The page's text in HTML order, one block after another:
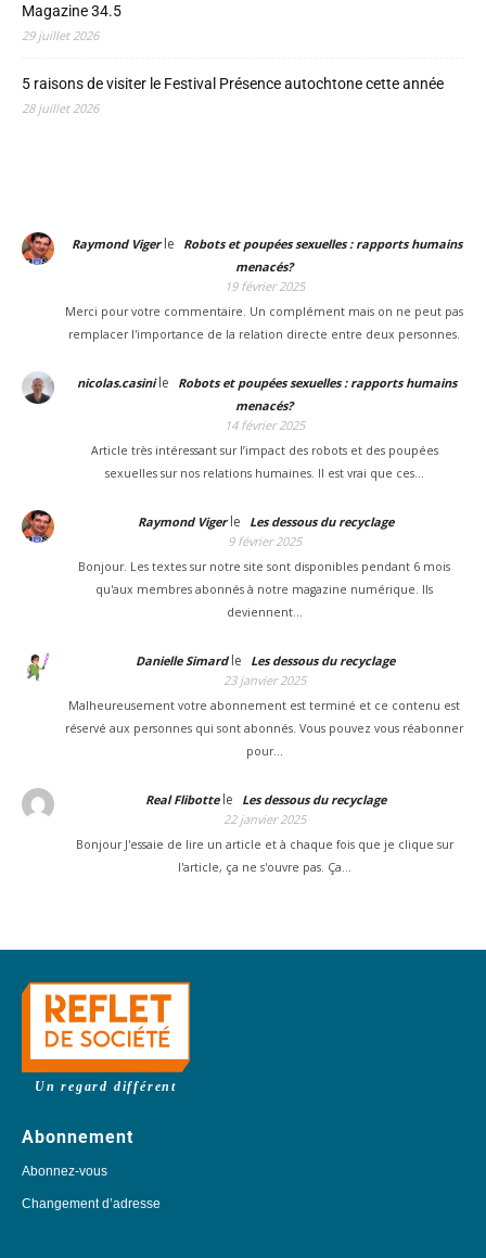
Magazine 34.5
29 juillet 2026
5 raisons de visiter le Festival Présence autochtone cette année
28 juillet 2026
Raymond Vigerle
Robots et poupées sexuelles : rapports humains
menacés?
19 février 2025
Merci pour votre commentaire. Un complément mais on ne peut pas
remplacer l'importance de la relation directe entre deux personnes.
nicolas.casinile
Robots et poupées sexuelles : rapports humains
menacés?
14 février 2025
Article très intéressant sur l’impact des robots et des poupées
sexuelles sur nos relations humaines. Il est vrai que ces…
Raymond Vigerle
Les dessous du recyclage
9 février 2025
Bonjour. Les textes sur notre site sont disponibles pendant 6 mois
qu'aux membres abonnés à notre magazine numérique. Ils
deviennent…
Danielle Simardle
Les dessous du recyclage
23 janvier 2025
Malheureusement votre abonnement est terminé et ce contenu est
réservé aux personnes qui sont abonnés. Vous pouvez vous réabonner
pour…
Real Flibottele
Les dessous du recyclage
22 janvier 2025
Bonjour J'essaie de lire un article et à chaque fois que je clique sur
l'article, ça ne s'ouvre pas. Ça…
Un regard différent
Abonnement
Abonnez-vous
Changement d’adresse